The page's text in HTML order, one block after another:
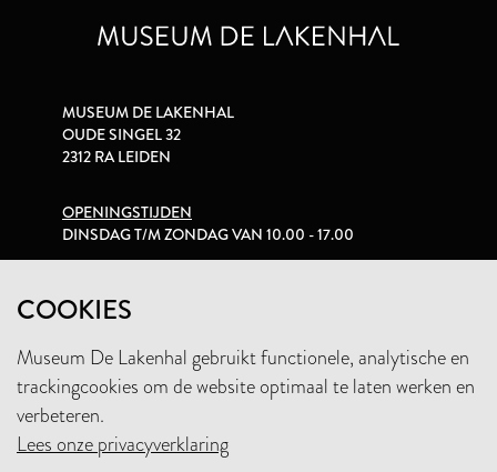
COOKIES
Museum De Lakenhal gebruikt functionele, analytische en
trackingcookies om de website optimaal te laten werken en
verbeteren.
Lees onze privacyverklaring
MUSEUM DE LAKENHAL
OUDE SINGEL 32
2312 RA LEIDEN
OPENINGSTIJDEN
DINSDAG T/M ZONDAG VAN 10.00 - 17.00
+31 (0)71 5165360
INFO@LAKENHAL.NL
STEUN HET MUSEUM